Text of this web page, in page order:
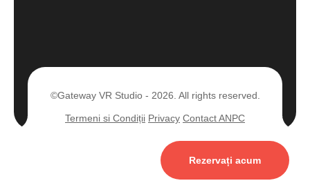
©Gateway VR Studio - 2026. All rights reserved.
Termeni si Condiții Privacy Contact ANPC
Rezervați acum